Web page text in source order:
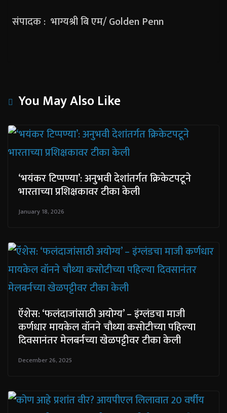
संपादक : भाग्यश्री बि एम/ Golden Penn
You May Also Like
‘भयंकर टिप्पण्या’: अनुभवी देशांतर्गत क्रिकेटपटूने
भारताच्या प्रशिक्षकावर टीका केली
January 18, 2026
ऍशेस: ‘फलंदाजांसाठी अयोग्य’ – इंग्लंडचा माजी
कर्णधार मायकेल वॉनने चौथ्या कसोटीच्या पहिल्या
दिवसानंतर मेलबर्नच्या खेळपट्टीवर टीका केली
December 26, 2025